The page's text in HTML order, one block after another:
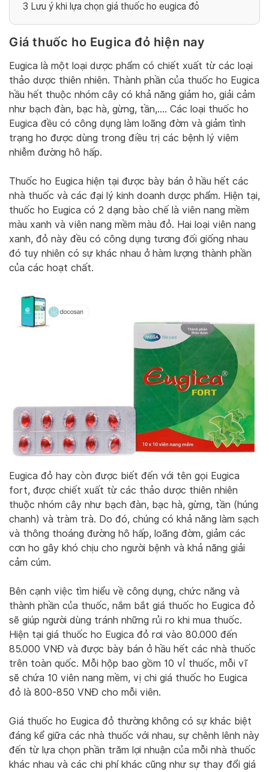
3 Lưu ý khi lựa chọn giá thuốc ho eugica đỏ
Giá thuốc ho Eugica đỏ hiện nay
Eugica là một loại dược phẩm có chiết xuất từ các loại
thảo dược thiên nhiên. Thành phần của thuốc ho Eugica
hầu hết thuộc nhóm cây có khả năng giảm ho, giải cảm
như bạch đàn, bạc hà, gừng, tần,…. Các loại thuốc ho
Eugica đều có công dụng làm loãng đờm và giảm tình
trạng ho được dùng trong điều trị các bệnh lý viêm
nhiễm đường hô hấp.
Thuốc ho Eugica hiện tại được bày bán ở hầu hết các
nhà thuốc và các đại lý kinh doanh dược phẩm. Hiện tại,
thuốc ho Eugica có 2 dạng bào chế là viên nang mềm
màu xanh và viên nang mềm màu đỏ. Hai loại viên nang
xanh, đỏ này đều có công dụng tương đối giống nhau
đó tuy nhiên có sự khác nhau ở hàm lượng thành phần
của các hoạt chất.
Eugica đỏ hay còn được biết đến với tên gọi Eugica
fort, được chiết xuất từ các thảo dược thiên nhiên
thuộc nhóm cây như bạch đàn, bạc hà, gừng, tần (húng
chanh) và tràm trà. Do đó, chúng có khả năng làm sạch
và thông thoáng đường hô hấp, loãng đờm, giảm các
cơn ho gây khó chịu cho người bệnh và khả năng giải
cảm cúm.
Bên cạnh việc tìm hiểu về công dụng, chức năng và
thành phần của thuốc, nắm bắt giá thuốc ho Eugica đỏ
sẽ giúp người dùng tránh những rủi ro khi mua thuốc.
Hiện tại giá thuốc ho Eugica đỏ rơi vào 80.000 đến
85.000 VNĐ và được bày bán ở hầu hết các nhà thuốc
trên toàn quốc. Mỗi hộp bao gồm 10 vỉ thuốc, mỗi vĩ
sẽ chứa 10 viên nang mềm, vị chi giá thuốc ho Eugica
đỏ là 800-850 VNĐ cho mỗi viên.
Giá thuốc ho Eugica đỏ thường không có sự khác biệt
đáng kể giữa các nhà thuốc với nhau, sự chênh lênh này
đến từ lựa chọn phần trăm lợi nhuận của mỗi nhà thuốc
khác nhau và các chi phí khác cũng như sự thay đổi giá